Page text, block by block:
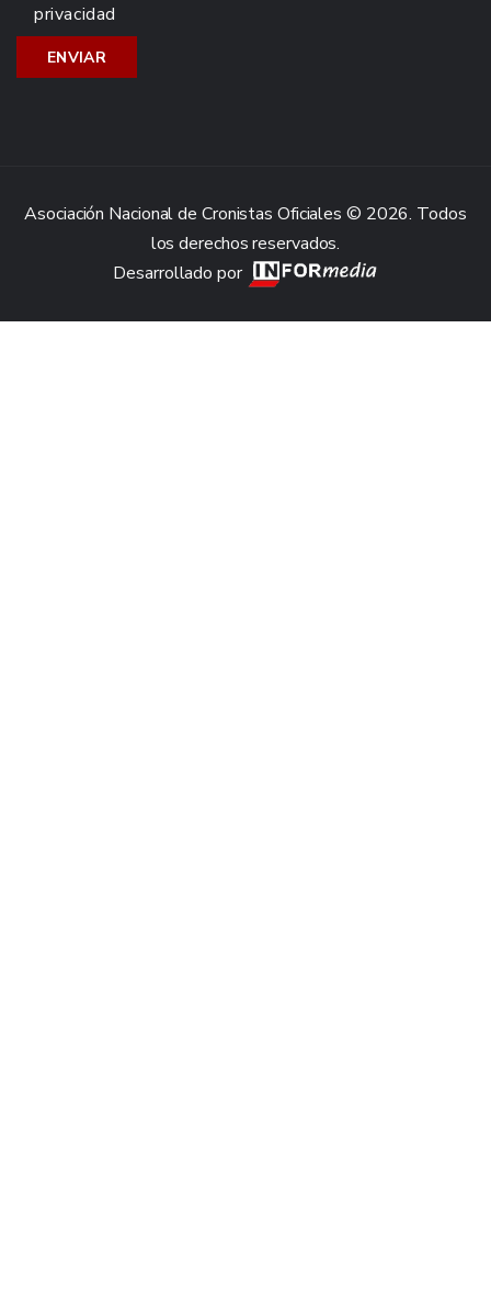
privacidad
Asociación Nacional de Cronistas Oficiales © 2026. Todos
los derechos reservados.
Desarrollado por